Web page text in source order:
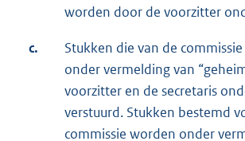
worden door de voorzitter
c.
Stukken die van de
onder vermelding van
voorzitter en de secretaris
verstuurd. Stukken bestemd
commissie worden onder